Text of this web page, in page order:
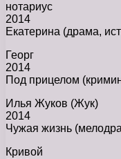
нотариус
2014
Екатерина (драма,
Георг
2014
Под прицелом
Илья Жуков (Жук)
2014
Чужая жизнь
Кривой